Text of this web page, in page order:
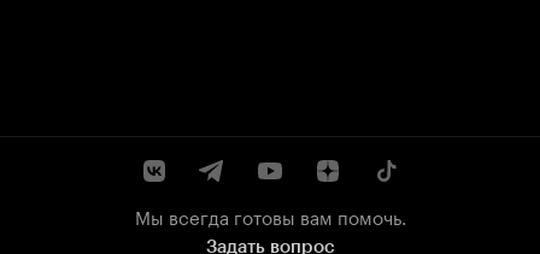
Мы всегда готовы вам помочь.
Задать вопрос